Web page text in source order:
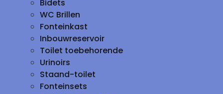
Bidets
WC Brillen
Fonteinkast
Inbouwreservoir
Toilet toebehorende
Urinoirs
Staand-toilet
Fonteinsets